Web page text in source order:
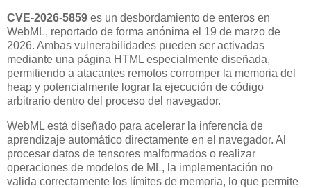
CVE-2026-5859 es un desbordamiento de enteros en
WebML, reportado de forma anónima el 19 de marzo de
2026. Ambas vulnerabilidades pueden ser activadas
mediante una página HTML especialmente diseñada,
permitiendo a atacantes remotos corromper la memoria del
heap y potencialmente lograr la ejecución de código
arbitrario dentro del proceso del navegador.
WebML está diseñado para acelerar la inferencia de
aprendizaje automático directamente en el navegador. Al
procesar datos de tensores malformados o realizar
operaciones de modelos de ML, la implementación no
valida correctamente los límites de memoria, lo que permite